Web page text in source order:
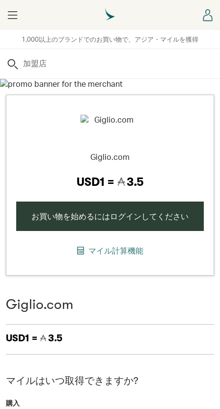
1,000以上のブランドでのお買い物で、アジア・マイルを獲得
Menu
検索
Giglio.com
USD1 = 3.5
お買い物を始めるにはログインしてください
マイル計算機能
Giglio.com
USD1 = 3.5
マイルはいつ取得できますか?
購入